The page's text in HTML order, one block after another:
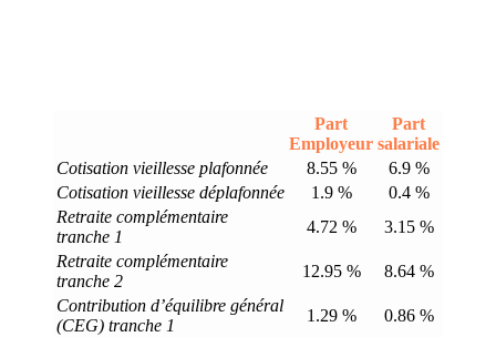
Part
Employeur
Part
salariale
Cotisation vieillesse plafonnée
8.55 %
6.9 %
Cotisation vieillesse déplafonnée
1.9 %
0.4 %
Retraite complémentaire
tranche 1
4.72 %
3.15 %
Retraite complémentaire
tranche 2
12.95 %
8.64 %
Contribution d’équilibre général
(CEG) tranche 1
1.29 %
0.86 %